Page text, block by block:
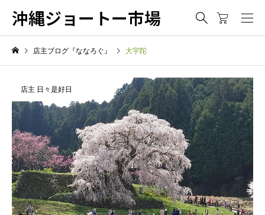
沖縄ジョートー市場
店主ブログ『ななろぐ』 大宇陀
店主 日々是好日